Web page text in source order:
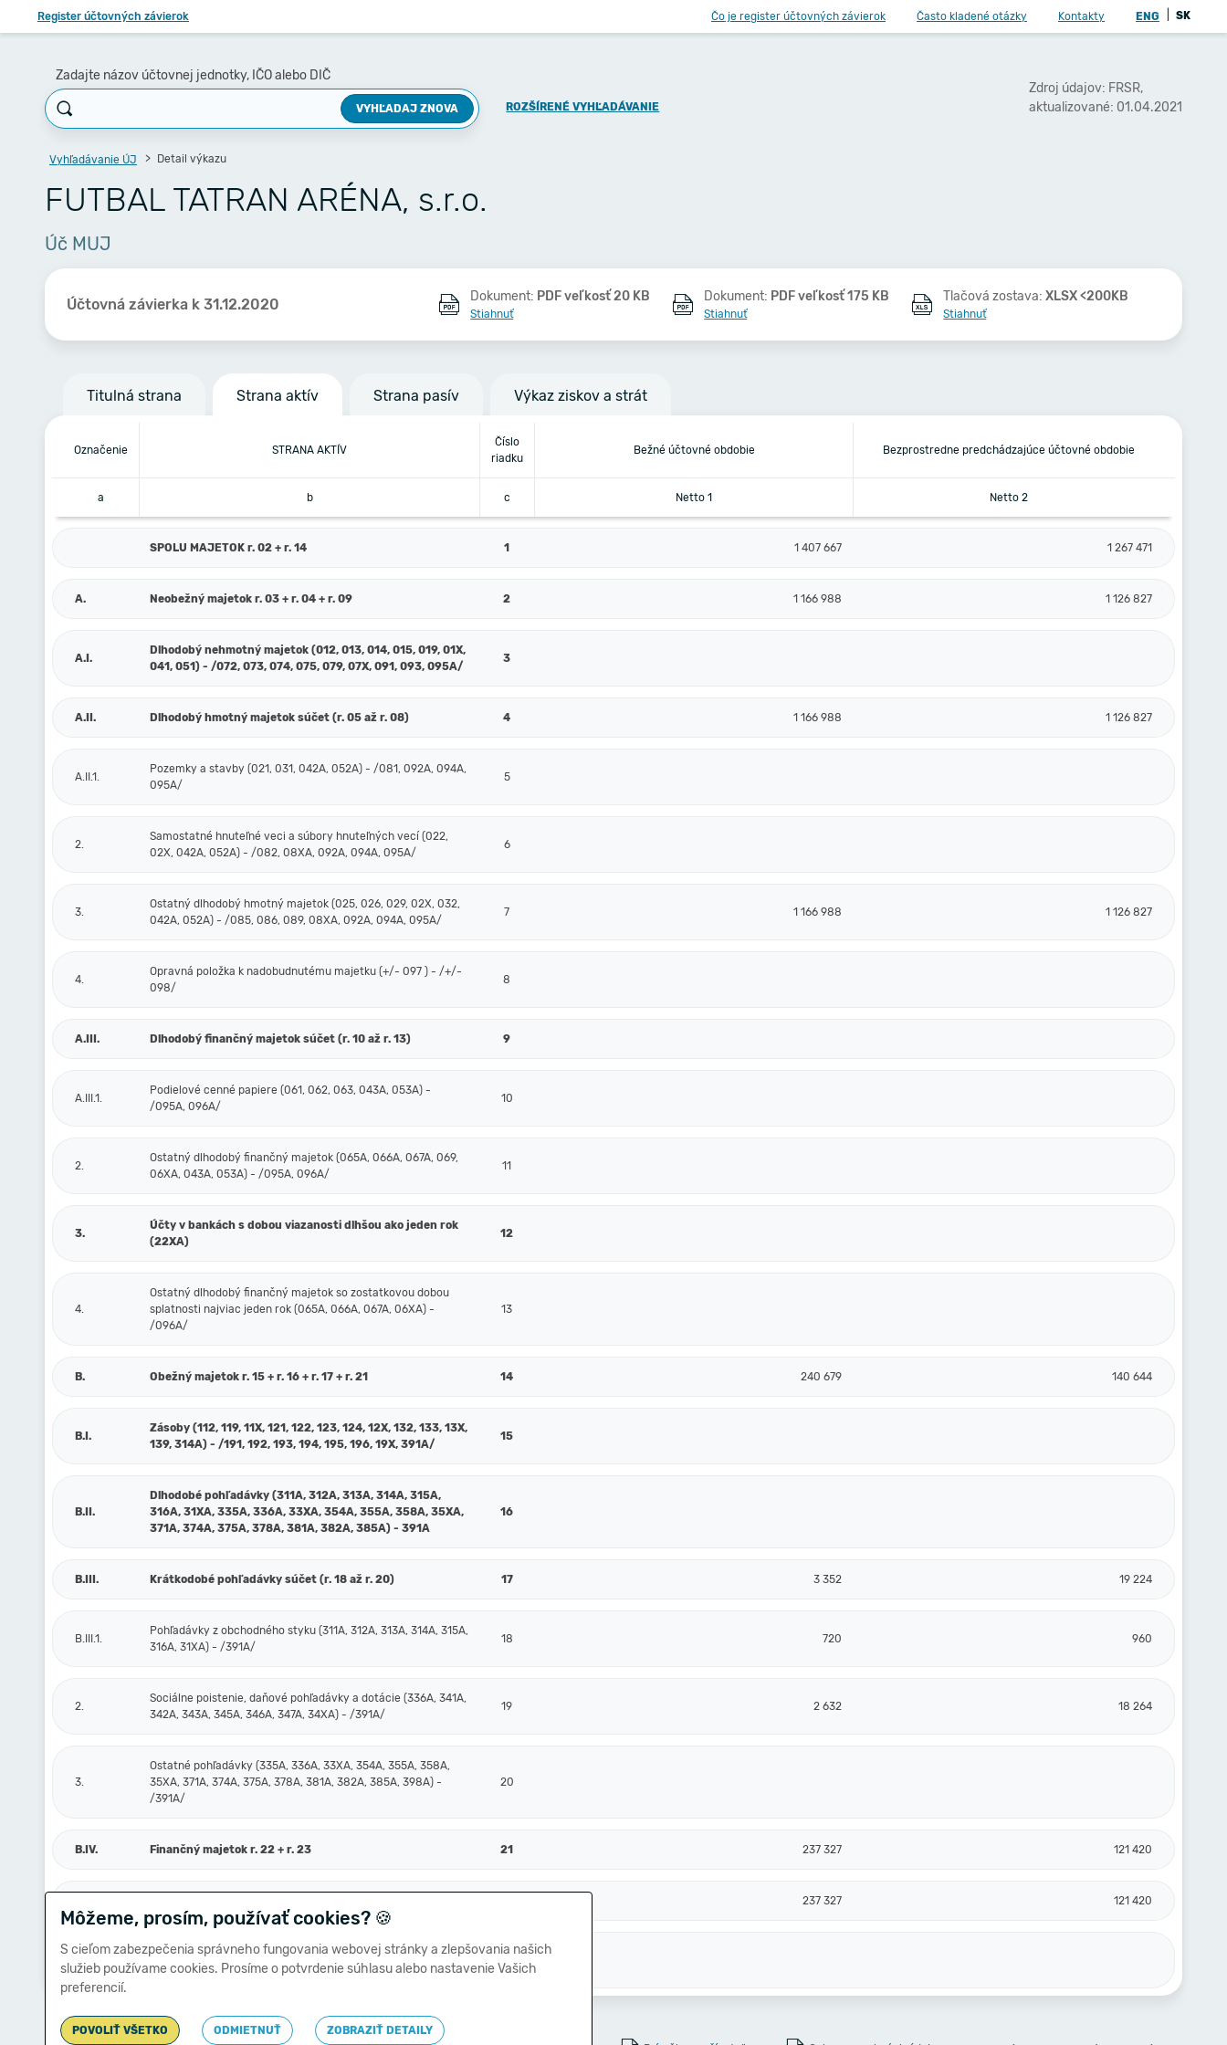
Register účtovných závierok Čo je register účtovných závierok Často kladené otázky Kontakty ENG SK
Zadajte názov účtovnej jednotky, IČO alebo DIČ
VYHĽADAJ ZNOVA ROZŠÍRENÉ VYHĽADÁVANIE
Zdroj údajov: FRSR,
aktualizované: 01.04.2021
Vyhľadávanie ÚJ Detail výkazu
FUTBAL TATRAN ARÉNA, s.r.o.
Úč MUJ
Účtovná závierka k 31.12.2020 Dokument: PDF veľkosť 20 KB
Stiahnuť
Dokument: PDF veľkosť 175 KB
Stiahnuť
Tlačová zostava:XLSX <200KB
Stiahnuť
Titulná strana Strana aktív Strana pasív Výkaz ziskov a strát
Označenie STRANA AKTÍV
Číslo
riadku
Bežné účtovné obdobie Bezprostredne predchádzajúce účtovné obdobie
a b c Netto 1 Netto 2
SPOLU MAJETOK r. 02 + r. 14 1 1 407 667 1 267 471
A. Neobežný majetok r. 03 + r. 04 + r. 09 2 1 166 988 1 126 827
A.I.
Dlhodobý nehmotný majetok (012, 013, 014, 015, 019, 01X,
041, 051) - /072, 073, 074, 075, 079, 07X, 091, 093, 095A/
3
A.II. Dlhodobý hmotný majetok súčet (r. 05 až r. 08) 4 1 166 988 1 126 827
A.II.1.
Pozemky a stavby (021, 031, 042A, 052A) - /081, 092A, 094A,
095A/
5
2.
Samostatné hnuteľné veci a súbory hnuteľných vecí (022,
02X, 042A, 052A) - /082, 08XA, 092A, 094A, 095A/
6
3.
Ostatný dlhodobý hmotný majetok (025, 026, 029, 02X, 032,
042A, 052A) - /085, 086, 089, 08XA, 092A, 094A, 095A/
7 1 166 988 1 126 827
4.
Opravná položka k nadobudnutému majetku (+/- 097 ) - /+/-
098/
8
A.III. Dlhodobý finančný majetok súčet (r. 10 až r. 13) 9
A.III.1.
Podielové cenné papiere (061, 062, 063, 043A, 053A) -
/095A, 096A/
10
2.
Ostatný dlhodobý finančný majetok (065A, 066A, 067A, 069,
06XA, 043A, 053A) - /095A, 096A/
11
3.
Účty v bankách s dobou viazanosti dlhšou ako jeden rok
(22XA)
12
4.
Ostatný dlhodobý finančný majetok so zostatkovou dobou
splatnosti najviac jeden rok (065A, 066A, 067A, 06XA) -
/096A/
13
B. Obežný majetok r. 15 + r. 16 + r. 17 + r. 21 14 240 679 140 644
B.I.
Zásoby (112, 119, 11X, 121, 122, 123, 124, 12X, 132, 133, 13X,
139, 314A) - /191, 192, 193, 194, 195, 196, 19X, 391A/
15
B.II.
Dlhodobé pohľadávky (311A, 312A, 313A, 314A, 315A,
316A, 31XA, 335A, 336A, 33XA, 354A, 355A, 358A, 35XA,
371A, 374A, 375A, 378A, 381A, 382A, 385A) - 391A
16
B.III. Krátkodobé pohľadávky súčet (r. 18 až r. 20) 17 3 352 19 224
B.III.1.
Pohľadávky z obchodného styku (311A, 312A, 313A, 314A, 315A,
316A, 31XA) - /391A/
18 720 960
2.
Sociálne poistenie, daňové pohľadávky a dotácie (336A, 341A,
342A, 343A, 345A, 346A, 347A, 34XA) - /391A/
19 2 632 18 264
3.
Ostatné pohľadávky (335A, 336A, 33XA, 354A, 355A, 358A,
35XA, 371A, 374A, 375A, 378A, 381A, 382A, 385A, 398A) -
/391A/
20
B.IV. Finančný majetok r. 22 + r. 23 21 237 327 121 420
237 327 121 420
2.
Ostatné finančné účty (251, 252, 253, 256, 257, 25X, 259, 314A)
- /291, 29X/
23
Môžeme, prosím, používať cookies? 🍪
S cieľom zabezpečenia správneho fungovania webovej stránky a zlepšovania našich
služieb používame cookies. Prosíme o potvrdenie súhlasu alebo nastavenie Vašich
preferencií.
POVOLIŤ VŠETKO ODMIETNUŤ
ZOBRAZIŤ DETAILY